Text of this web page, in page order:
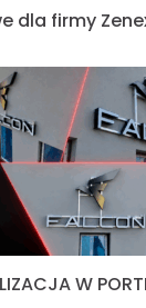
dla firmy
W